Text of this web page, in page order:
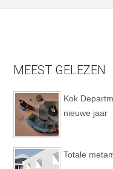
MEEST GELEZEN
Kok
nieuwe jaar
Totale